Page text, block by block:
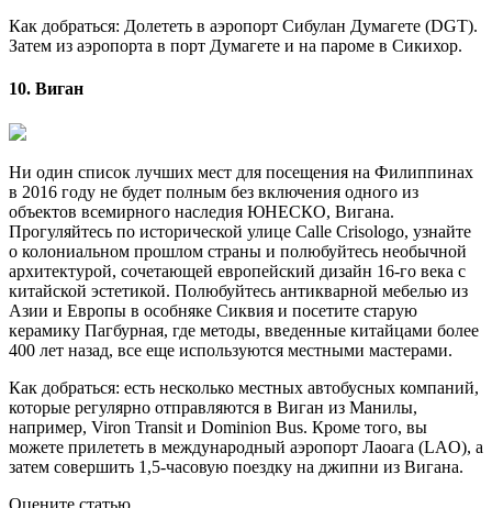
Как добраться: Долететь в аэропорт Сибулан Думагете (DGT).
Затем из аэропорта в порт Думагете и на пароме в Сикихор.
10. Виган
Ни один список лучших мест для посещения на Филиппинах
в 2016 году не будет полным без включения одного из
объектов всемирного наследия ЮНЕСКО, Вигана.
Прогуляйтесь по исторической улице Calle Crisologo, узнайте
о колониальном прошлом страны и полюбуйтесь необычной
архитектурой, сочетающей европейский дизайн 16-го века с
китайской эстетикой. Полюбуйтесь антикварной мебелью из
Азии и Европы в особняке Сиквия и посетите старую
керамику Пагбурная, где методы, введенные китайцами более
400 лет назад, все еще используются местными мастерами.
Как добраться: есть несколько местных автобусных компаний,
которые регулярно отправляются в Виган из Манилы,
например, Viron Transit и Dominion Bus. Кроме того, вы
можете прилететь в международный аэропорт Лаоага (LAO), а
затем совершить 1,5-часовую поездку на джипни из Вигана.
Оцените статью